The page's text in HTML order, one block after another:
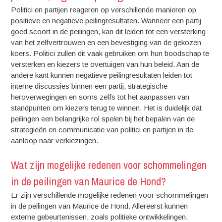
Politici en partijen reageren op verschillende manieren op
positieve en negatieve peilingresultaten. Wanneer een partij
goed scoort in de peilingen, kan dit leiden tot een versterking
van het zelfvertrouwen en een bevestiging van de gekozen
koers. Politici zullen dit vaak gebruiken om hun boodschap te
versterken en kiezers te overtuigen van hun beleid. Aan de
andere kant kunnen negatieve peilingresultaten leiden tot
interne discussies binnen een partij, strategische
heroverwegingen en soms zelfs tot het aanpassen van
standpunten om kiezers terug te winnen. Het is duidelijk dat
peilingen een belangrijke rol spelen bij het bepalen van de
strategieën en communicatie van politici en partijen in de
aanloop naar verkiezingen.
Wat zijn mogelijke redenen voor schommelingen
in de peilingen van Maurice de Hond?
Er zijn verschillende mogelijke redenen voor schommelingen
in de peilingen van Maurice de Hond. Allereerst kunnen
externe gebeurtenissen, zoals politieke ontwikkelingen,